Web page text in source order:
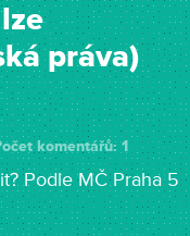
práva)
komentářů: 1
Podle MČ Praha 5